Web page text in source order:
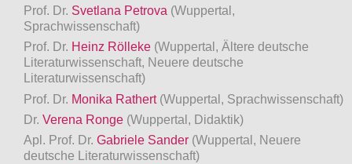
Prof. Dr. Svetlana Petrova (Wuppertal,
Sprachwissenschaft)
Prof. Dr. Heinz Rölleke (Wuppertal, Ältere deutsche
Literaturwissenschaft, Neuere deutsche
Literaturwissenschaft)
Prof. Dr. Monika Rathert (Wuppertal, Sprachwissenschaft)
Dr. Verena Ronge (Wuppertal, Didaktik)
Apl. Prof. Dr. Gabriele Sander (Wuppertal, Neuere
deutsche Literaturwissenschaft)